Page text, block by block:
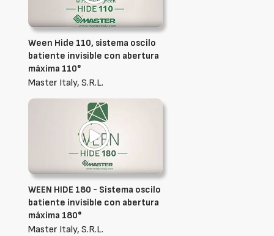
Ween Hide 110, sistema oscilo
batiente invisible con abertura
máxima 110°
Master Italy, S.R.L.
WEEN HIDE 180 - Sistema oscilo
batiente invisible con abertura
máxima 180°
Master Italy, S.R.L.